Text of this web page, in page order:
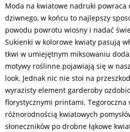
Moda na kwiatowe nadruki powraca
dziwnego, w końcu to najlepszy
powodu powrotu wiosny i nadać
Sukienki w kolorowe kwiaty pasują
tkwi w umiejętnym miksowaniu
motywy roślinne pojawiają się w
look. Jednak nic nie stoi na
wyrazisty element garderoby
florystycznymi printami. Tegoroczna
różnorodnością kwiatowych
słoneczników po drobne łąkowe